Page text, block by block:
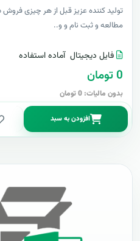
توليد کننده عزيز قبل از هر چیزی فروش
مطالعه و ثبت نام و و..
فایل دیجیتال آماده استفاده
0 تومان
بدون مالیات: 0 تومان
افزودن به سبد